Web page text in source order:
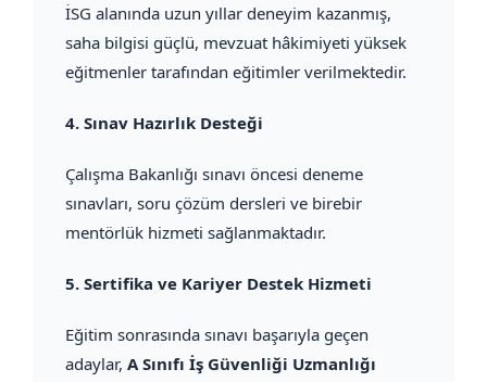
İSG alanında uzun yıllar deneyim kazanmış,
saha bilgisi güçlü, mevzuat hâkimiyeti yüksek
eğitmenler tarafından eğitimler verilmektedir.
4. Sınav Hazırlık Desteği
Çalışma Bakanlığı sınavı öncesi deneme
sınavları, soru çözüm dersleri ve birebir
mentörlük hizmeti sağlanmaktadır.
5. Sertifika ve Kariyer Destek Hizmeti
Eğitim sonrasında sınavı başarıyla geçen
adaylar, A Sınıfı İş Güvenliği Uzmanlığı